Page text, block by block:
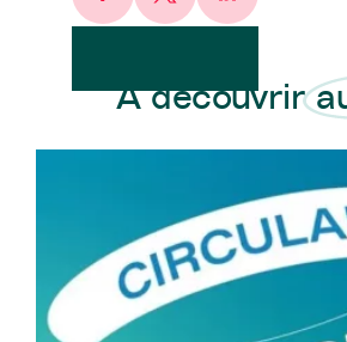
Facebook
X LinkedIn
À découvrir